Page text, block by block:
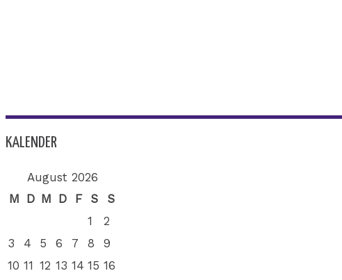
KALENDER
August 2026
M
D M D F S
S
1
2
3
4 5 6 7 8
9
10 11 12 13 14 15 16